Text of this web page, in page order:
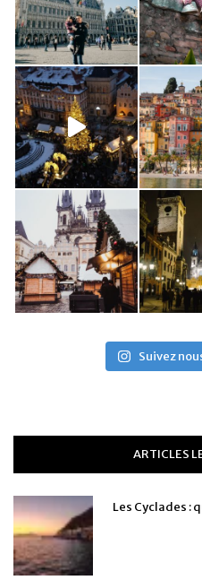
Suivez
ARTICLES
Les Cyclades :